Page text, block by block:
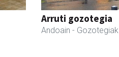
Arruti gozotegia
Andoain - Gozotegiak